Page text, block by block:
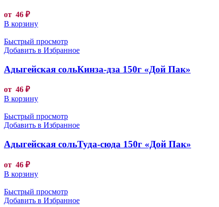
от 46 ₽
В корзину
Быстрый просмотр
Добавить в Избранное
Адыгейская сольКинза-дза 150г «Дой Пак»
от 46 ₽
В корзину
Быстрый просмотр
Добавить в Избранное
Адыгейская сольТуда-сюда 150г «Дой Пак»
от 46 ₽
В корзину
Быстрый просмотр
Добавить в Избранное